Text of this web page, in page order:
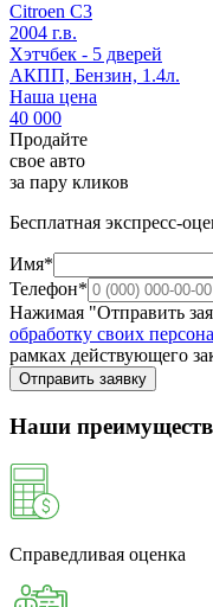
Citroen C3
2004 г.в.
Хэтчбек - 5 дверей
АКПП, Бензин, 1.4л.
Наша цена
40 000
Продайте
свое авто
за пару кликов
Бесплатная экспресс-
Имя*
Телефон*
Нажимая "Отправить
обработку своих
рамках действующего
Отправить заявку
Наши
Справедливая оценка